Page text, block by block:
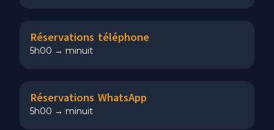
Réservations téléphone
5h00 → minuit
Réservations WhatsApp
5h00 → minuit